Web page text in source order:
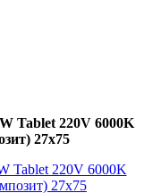
Tablet 220V 6000K
27x75